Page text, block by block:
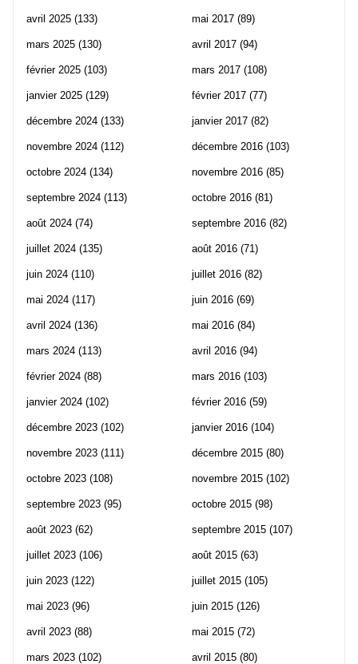
avril 2025 (133)
mars 2025 (130)
février 2025 (103)
janvier 2025 (129)
décembre 2024 (133)
novembre 2024 (112)
octobre 2024 (134)
septembre 2024 (113)
août 2024 (74)
juillet 2024 (135)
juin 2024 (110)
mai 2024 (117)
avril 2024 (136)
mars 2024 (113)
février 2024 (88)
janvier 2024 (102)
décembre 2023 (102)
novembre 2023 (111)
octobre 2023 (108)
septembre 2023 (95)
août 2023 (62)
juillet 2023 (106)
juin 2023 (122)
mai 2023 (96)
avril 2023 (88)
mars 2023 (102)
mai 2017 (89)
avril 2017 (94)
mars 2017 (108)
février 2017 (77)
janvier 2017 (82)
décembre 2016 (103)
novembre 2016 (85)
octobre 2016 (81)
septembre 2016 (82)
août 2016 (71)
juillet 2016 (82)
juin 2016 (69)
mai 2016 (84)
avril 2016 (94)
mars 2016 (103)
février 2016 (59)
janvier 2016 (104)
décembre 2015 (80)
novembre 2015 (102)
octobre 2015 (98)
septembre 2015 (107)
août 2015 (63)
juillet 2015 (105)
juin 2015 (126)
mai 2015 (72)
avril 2015 (80)